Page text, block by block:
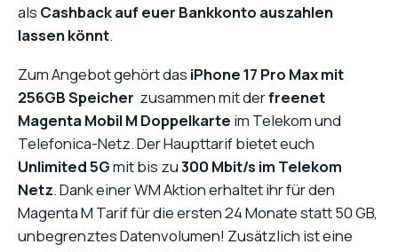
als Cashback auf euer Bankkonto auszahlen
lassen könnt.
Zum Angebot gehört das iPhone 17 Pro Max mit
256GB Speicher zusammen mit derfreenet
Magenta Mobil M Doppelkarte im Telekom und
Telefonica-Netz. Der Haupttarif bietet euch
Unlimited 5Gmit bis zu300 Mbit/s im Telekom
Netz. Dank einer WM Aktion erhaltet ihr für den
Magenta M Tarif für die ersten 24 Monate statt 50 GB,
unbegrenztes Datenvolumen! Zusätzlich ist eine